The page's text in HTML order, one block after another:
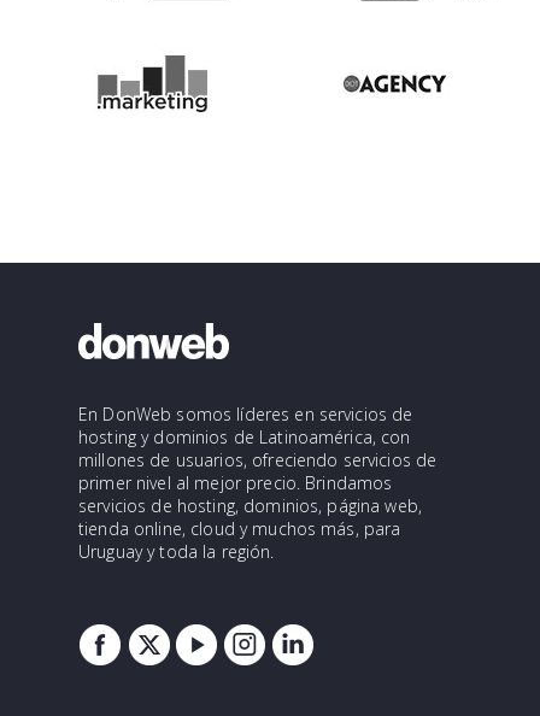
En DonWeb somos líderes en servicios de
hosting y dominios de Latinoamérica, con
millones de usuarios, ofreciendo servicios de
primer nivel al mejor precio. Brindamos
servicios de hosting, dominios, página web,
tienda online, cloud y muchos más, para
Uruguay y toda la región.